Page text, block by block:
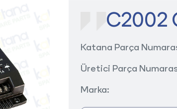
C2002
Katana Parça
Üretici Parça
Marka: